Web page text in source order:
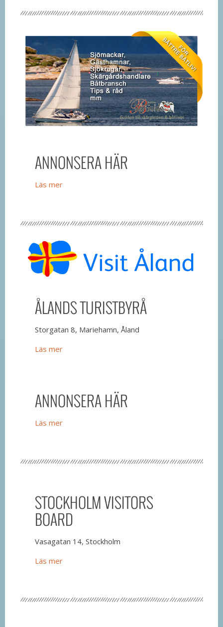
ANNONSERA HÄR
Läs mer
ÅLANDS TURISTBYRÅ
Storgatan 8, Mariehamn, Åland
Läs mer
ANNONSERA HÄR
Läs mer
STOCKHOLM VISITORS
BOARD
Vasagatan 14, Stockholm
Läs mer